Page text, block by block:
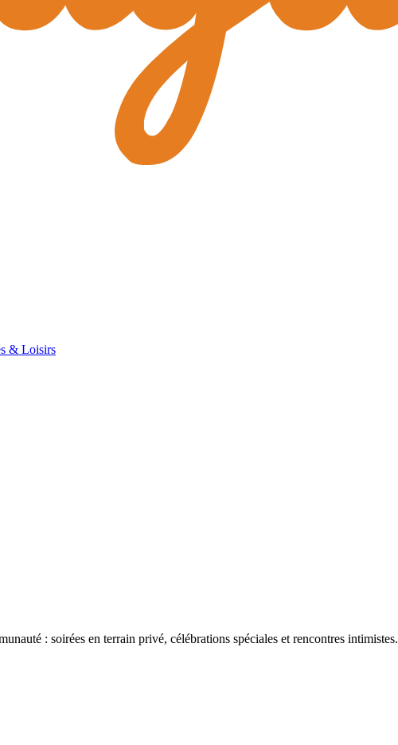
& Loisirs
: soirées en terrain privé, célébrations spéciales et rencontres intimistes.